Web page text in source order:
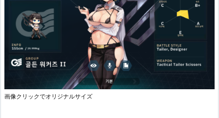
画像クリックでオリジナルサイズ